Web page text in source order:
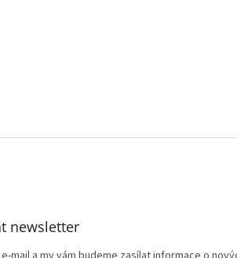
newsletter